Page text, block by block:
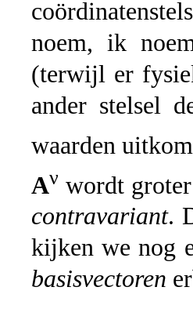
noem, ik
(terwijl er
ander stelsel
waarden
Aν wordt
contravariant.
kijken we nog
basisvectoren